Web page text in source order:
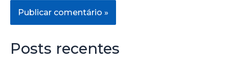
Posts recentes